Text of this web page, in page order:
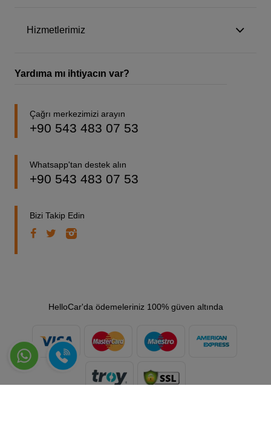
Hizmetlerimiz
Yardıma mı ihtiyacın var?
Çağrı merkezimizi arayın
+90 543 483 07 53
Whatsapp'tan destek alın
+90 543 483 07 53
Bizi Takip Edin
HelloCar'da ödemeleriniz 100% güven altında